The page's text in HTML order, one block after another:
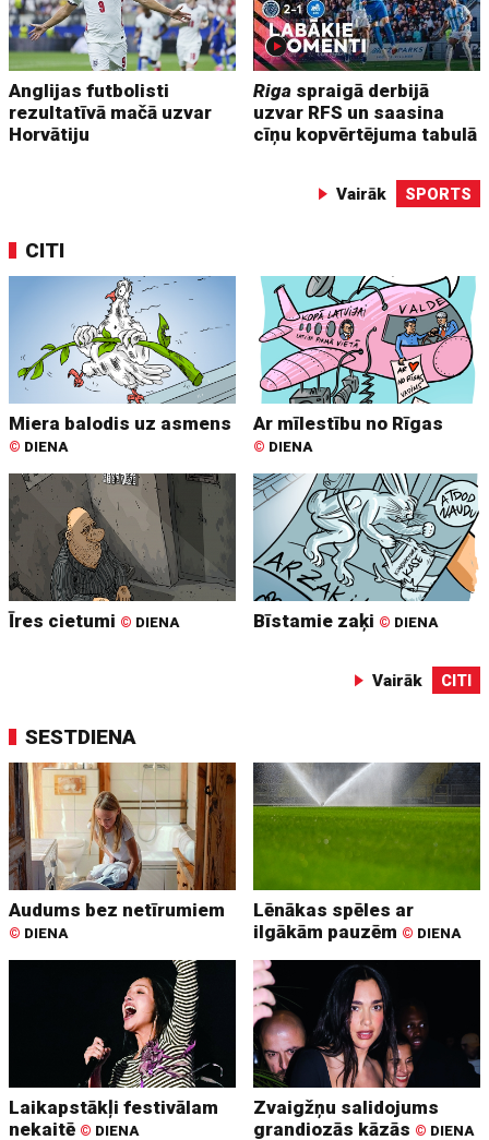
Anglijas futbolisti
rezultatīvā mačā uzvar
Horvātiju
Riga spraigā derbijā
uzvar RFS un saasina
cīņu kopvērtējuma tabulā
Vairāk SPORTS
CITI
Miera balodis uz asmens
© DIENA
Ar mīlestību no Rīgas
© DIENA
Īres cietumi © DIENA Bīstamie zaķi © DIENA
Vairāk CITI
SESTDIENA
Audums bez netīrumiem
© DIENA
Lēnākas spēles ar
ilgākām pauzēm © DIENA
Laikapstākļi festivālam
nekaitē © DIENA
Zvaigžņu salidojums
grandiozās kāzās © DIENA